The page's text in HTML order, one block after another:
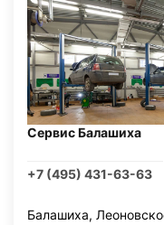
Сервис Балашиха
+7 (495) 431-63-63
Балашиха,